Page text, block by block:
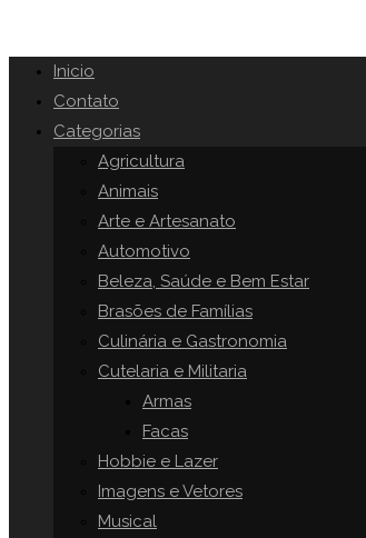
Inicio
Contato
Categorias
Agricultura
Animais
Arte e Artesanato
Automotivo
Beleza, Saúde e Bem Estar
Brasões de Famílias
Culinária e Gastronomia
Cutelaria e Militaria
Armas
Facas
Hobbie e Lazer
Imagens e Vetores
Musical